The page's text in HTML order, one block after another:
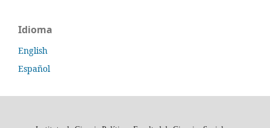
Idioma
English
Español